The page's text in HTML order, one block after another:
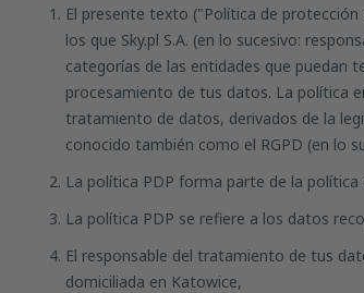
El presente texto ("Política de
los que Sky.pl S.A. (en lo sucesivo:
categorías de las entidades que puedan
procesamiento de tus datos. La política
tratamiento de datos, derivados de la
conocido también como el RGPD (en lo
La política PDP forma parte de la política
La política PDP se refiere a los datos
El responsable del tratamiento de tus
domiciliada en Katowice,